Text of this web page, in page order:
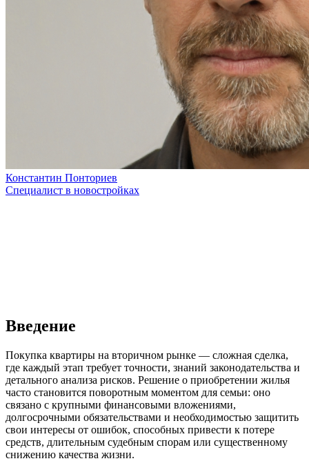
Константин Понториев
Специалист в новостройках
Введение
Покупка квартиры на вторичном рынке — сложная сделка,
где каждый этап требует точности, знаний законодательства и
детального анализа рисков. Решение о приобретении жилья
часто становится поворотным моментом для семьи: оно
связано с крупными финансовыми вложениями,
долгосрочными обязательствами и необходимостью защитить
свои интересы от ошибок, способных привести к потере
средств, длительным судебным спорам или существенному
снижению качества жизни.